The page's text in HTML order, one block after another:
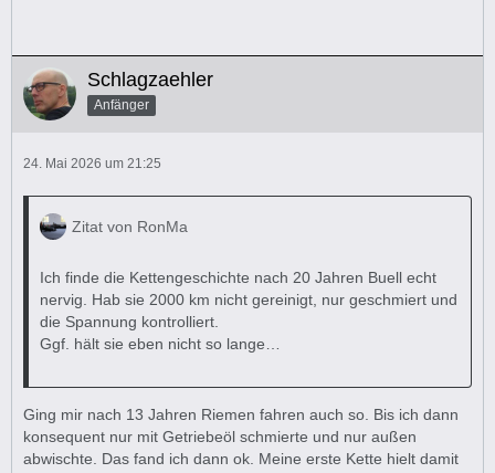
Schlagzaehler
Anfänger
24. Mai 2026 um 21:25
Zitat von RonMa
Ich finde die Kettengeschichte nach 20 Jahren Buell echt
nervig. Hab sie 2000 km nicht gereinigt, nur geschmiert und
die Spannung kontrolliert.
Ggf. hält sie eben nicht so lange…
Ging mir nach 13 Jahren Riemen fahren auch so. Bis ich dann
konsequent nur mit Getriebeöl schmierte und nur außen
abwischte. Das fand ich dann ok. Meine erste Kette hielt damit